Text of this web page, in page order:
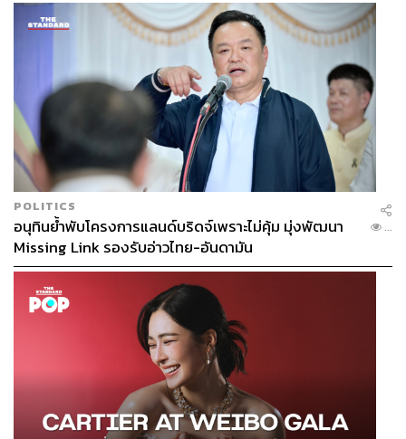
ซีดาน ตัวแทนดีเอ็นเอแห่งความสำเร็จทั้งในและนอกสนาม
ซีดานเรียกได้ว่าเป็นผู้ที่ได้สัมผัสความสำเร็จทั้งในและนอก
สนามอย่างแท้จริงในฐานะนักเตะ เมื่อปี 2002 เขายิงลูก
วอลเลย์สุดสวยพาทีมมาดริดคว้าแชมป์ยูฟ่าแชมเปียนส์ลีก
สมัยที่ 9 เหนือไบเออร์ เลเวอร์คูเซนในนาทีที่ 45 ซึ่งถูกยกให้
เป็นหนึ่งในประตูที่สวยงามที่สุดของการแข่งขัน จนการก้าว
เข้ามาคุมทีมเมื่อต้นปี 2016 และได้สัมผัสถ้วยแชมป์ในฐานะผู้
จัดการทีม 2 สมัยที่ผ่านมา
ด้วยความเข้าใจในปรัชญาที่ว่าความสำเร็จเท่านั้นคือความ
พอใจของทุกคนที่สโมสรแห่งนี้ ซีดานจึงรู้ดีว่าต้องได้แชมป์
เท่านั้นเขาจึงจะอยู่ที่สโมสรแห่งนี้ต่อได้ ไม่เช่นนั้นเขาจะต้อง
อำลาจากตำแหน่งไม่ช้าก็เร็ว
POLITICS
อนุทินย้ำพับโครงการแลนด์บริดจ์เพราะไม่คุ้ม มุ่งพัฒนา
Missing Link รองรับอ่าวไทย-อันดามัน
...